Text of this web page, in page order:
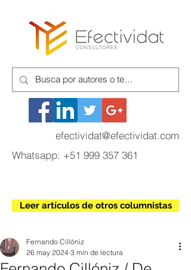
efectividat@efectividat.com
Whatsapp: +51 999 357 361
Leer artículos de otros columnistas
Fernando Cillóniz
26 may 2024 3 min de lectura